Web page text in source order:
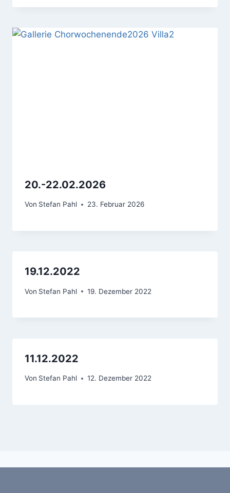
20.-22.02.2026
Von Stefan Pahl 23. Februar 2026
19.12.2022
Von Stefan Pahl 19. Dezember 2022
11.12.2022
Von Stefan Pahl 12. Dezember 2022